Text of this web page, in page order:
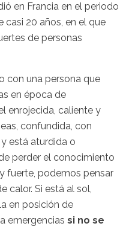
en Francia en el periodo
casi 20 años, en el que
de personas
con una persona que
en época de
enrojecida, caliente y
confundida, con
está aturdida o
perder el conocimiento
fuerte, podemos pensar
calor. Si está al sol,
en posición de
emergencias si no se